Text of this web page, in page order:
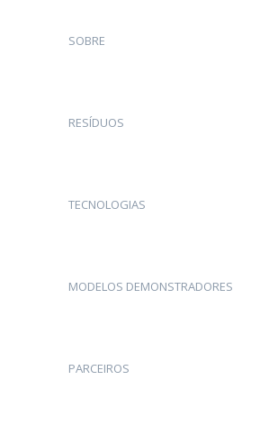
SOBRE
RESÍDUOS
TECNOLOGIAS
MODELOS DEMONSTRADORES
PARCEIROS